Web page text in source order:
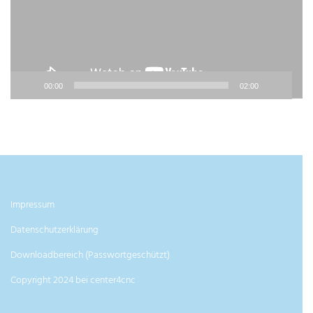
00:00 02:00
Impressum
Datenschutzerklärung
Downloadbereich (Passwortgeschützt)
Copyright 2024 bei center4cnc